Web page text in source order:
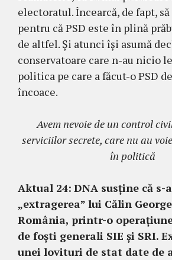
electoratul. Încearcă, de fapt, să
pentru că PSD este în plină
de altfel. Și atunci își asumă
conservatoare care n-au nicio
politica pe care a făcut-o PSD
încoace.
Avem nevoie de un control
serviciilor secrete, care nu au
în politică
Aktual 24: DNA susține că
„extragerea” lui Călin
România, printr-o
de foști generali SIE și SRI.
unei lovituri de stat date de